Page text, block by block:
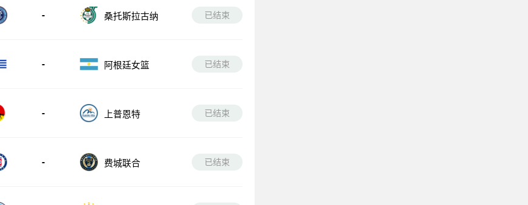
- 桑托斯拉古纳 已结束
- 阿根廷女篮 已结束
- 上普恩特 已结束
- 费城联合 已结束